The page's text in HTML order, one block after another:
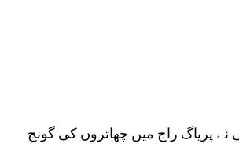
نے پریاگ راج میں چھاتروں کی گونج